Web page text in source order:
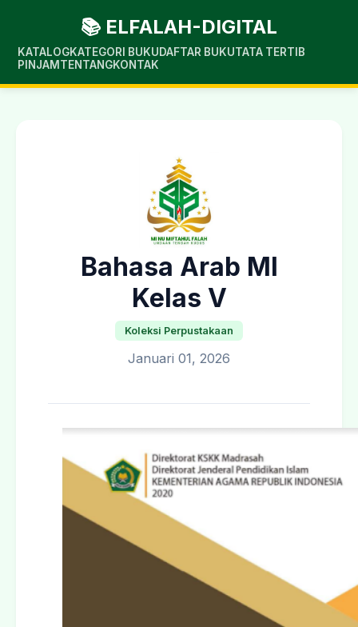
📚 ELFALAH-DIGITAL
KATALOGKATEGORI BUKUDAFTAR BUKUTATA TERTIB
PINJAM TENTANGKONTAK
Bahasa Arab MI
Kelas V
Koleksi Perpustakaan
Januari 01, 2026